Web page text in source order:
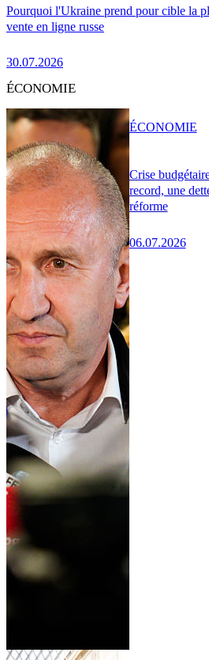
Pourquoi l'Ukraine prend pour cible la
vente en ligne russe
30.07.2026
ÉCONOMIE
Crise
record, une
réforme
06.07.2026
ÉCONOMIE